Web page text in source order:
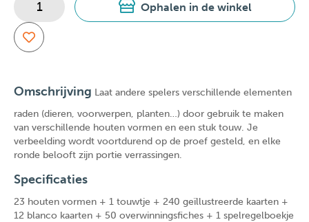
Ophalen in de winkel
Omschrijving Laat andere spelers verschillende elementen
raden (dieren, voorwerpen, planten…) door gebruik te maken
van verschillende houten vormen en een stuk touw. Je
verbeelding wordt voortdurend op de proef gesteld, en elke
ronde belooft zijn portie verrassingen.
Specificaties
23 houten vormen + 1 touwtje + 240 geïllustreerde kaarten +
12 blanco kaarten + 50 overwinningsfiches + 1 spelregelboekje